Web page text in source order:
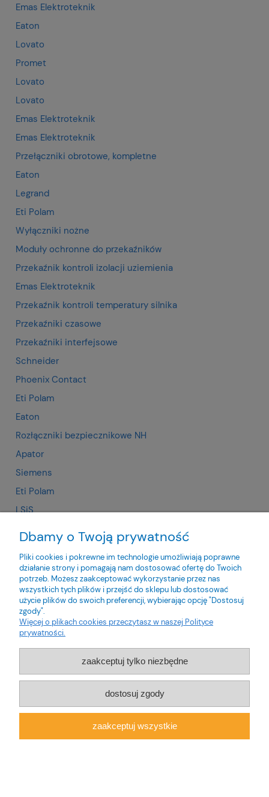
Emas Elektroteknik
Eaton
Lovato
Promet
Lovato
Lovato
Emas Elektroteknik
Emas Elektroteknik
Przełączniki obrotowe, kompletne
Eaton
Legrand
Eti Polam
Wyłączniki nożne
Moduły ochronne do przekaźników
Przekaźnik kontroli izolacji uziemienia
Emas Elektroteknik
Przekaźnik kontroli temperatury silnika
Przekaźniki czasowe
Przekaźniki interfejsowe
Schneider
Phoenix Contact
Eti Polam
Eaton
Rozłączniki bezpiecznikowe NH
Apator
Siemens
Eti Polam
LSiS
Bloki członów różnicowoprądowych
Eaton
Eaton
Siemens
Gewiss
Legrand
Styki pomocnicze
PCE
Siemens
Dbamy o Twoją prywatność
Pliki cookies i pokrewne im technologie umożliwiają poprawne
działanie strony i pomagają nam dostosować ofertę do Twoich
potrzeb. Możesz zaakceptować wykorzystanie przez nas
wszystkich tych plików i przejść do sklepu lub dostosować
użycie plików do swoich preferencji, wybierając opcję "Dostosuj
zgody".
Więcej o plikach cookies przeczytasz w naszej Polityce
prywatności.
zaakceptuj tylko niezbędne
dostosuj zgody
zaakceptuj wszystkie